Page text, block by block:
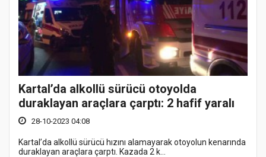
Kartal’da alkollü sürücü otoyolda
duraklayan araçlara çarptı: 2 hafif yaralı
28-10-2023 04:08
Kartal’da alkollü sürücü hızını alamayarak otoyolun kenarında
duraklayan araçlara çarptı. Kazada 2 k...